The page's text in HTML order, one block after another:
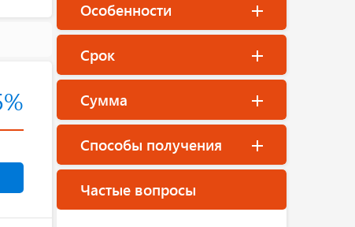
Особенности
Срок
Сумма
Способы получения
Частые вопросы